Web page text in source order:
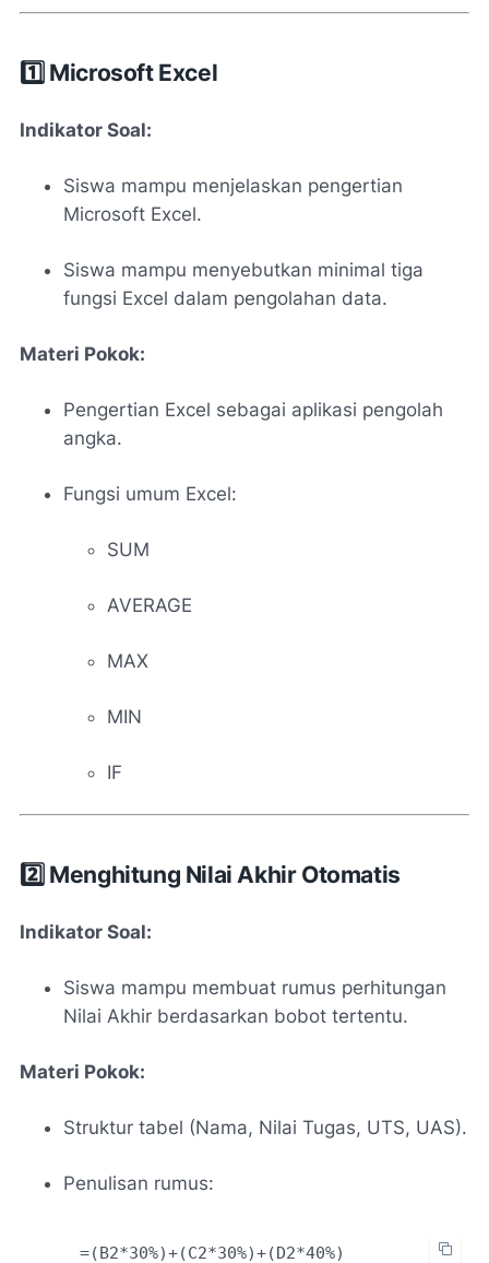
1️⃣ Microsoft Excel
Indikator Soal:
Siswa mampu menjelaskan pengertian
Microsoft Excel.
Siswa mampu menyebutkan minimal tiga
fungsi Excel dalam pengolahan data.
Materi Pokok:
Pengertian Excel sebagai aplikasi pengolah
angka.
Fungsi umum Excel:
SUM
AVERAGE
MAX
MIN
IF
2️⃣ Menghitung Nilai Akhir Otomatis
Indikator Soal:
Siswa mampu membuat rumus perhitungan
Nilai Akhir berdasarkan bobot tertentu.
Materi Pokok:
Struktur tabel (Nama, Nilai Tugas, UTS, UAS).
Penulisan rumus: